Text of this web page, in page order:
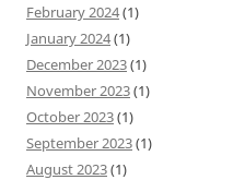
February 2024(1)
January 2024(1)
December 2023(1)
November 2023(1)
October 2023(1)
September 2023(1)
August 2023(1)